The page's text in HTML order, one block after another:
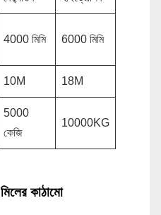
4000 মিমি 6000 মিমি
10M 18M
5000
কেজি
10000KG
কাঠামো